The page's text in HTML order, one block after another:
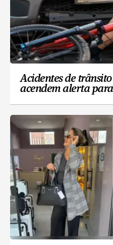
Acidentes de
acendem alerta